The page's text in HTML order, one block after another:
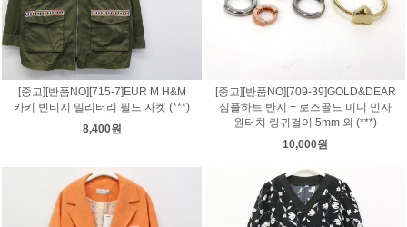
[중고][반품NO][715-7]EUR M H&M
카키 빈티지 밀리터리 필드 자켓 (***)
8,400원
[중고][반품NO][709-39]GOLD&DEAR
심플하트 반지 + 로즈골드 미니 민자
원터치 링귀걸이 5mm 외 (***)
10,000원